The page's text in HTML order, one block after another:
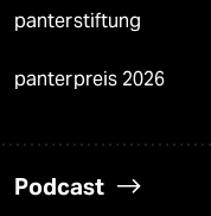
panterstiftung
panterpreis 2026
Podcast